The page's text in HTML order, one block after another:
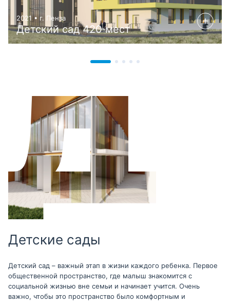
2021 • г. Пенза
Детский сад 420 мест
Детские сады
Детский сад – важный этап в жизни каждого ребенка. Первое
общественной пространство, где малыш знакомится с
социальной жизнью вне семьи и начинает учится. Очень
важно, чтобы это пространство было комфортным и